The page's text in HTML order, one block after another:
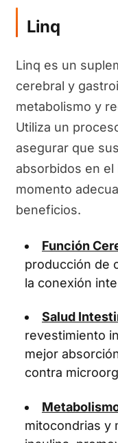
Linq
Linq es un
cerebral y
metabolismo y
Utiliza un
asegurar que
absorbidos en
momento
beneficios.
Función
producción de
la conexión
Salud
revestimiento
mejor
contra
mitocondrias y